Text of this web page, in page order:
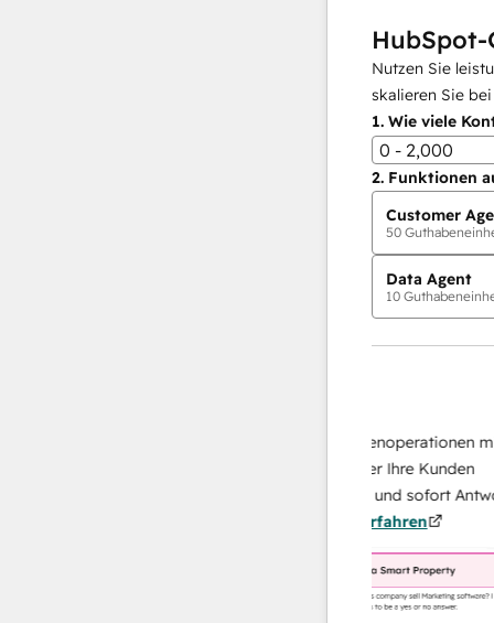
HubSpot-
Nutzen Sie
skalieren Sie
1. Wie viele
0 - 2,000
2. Funktionen
Customer
50
Data Agent
10
Skalieren Sie Ihrer Datenoperationen mit
KI-gestützten Agent, der Ihre Kunden
recherchiert, analysiert und sofort Antworten
Mehr erfahren